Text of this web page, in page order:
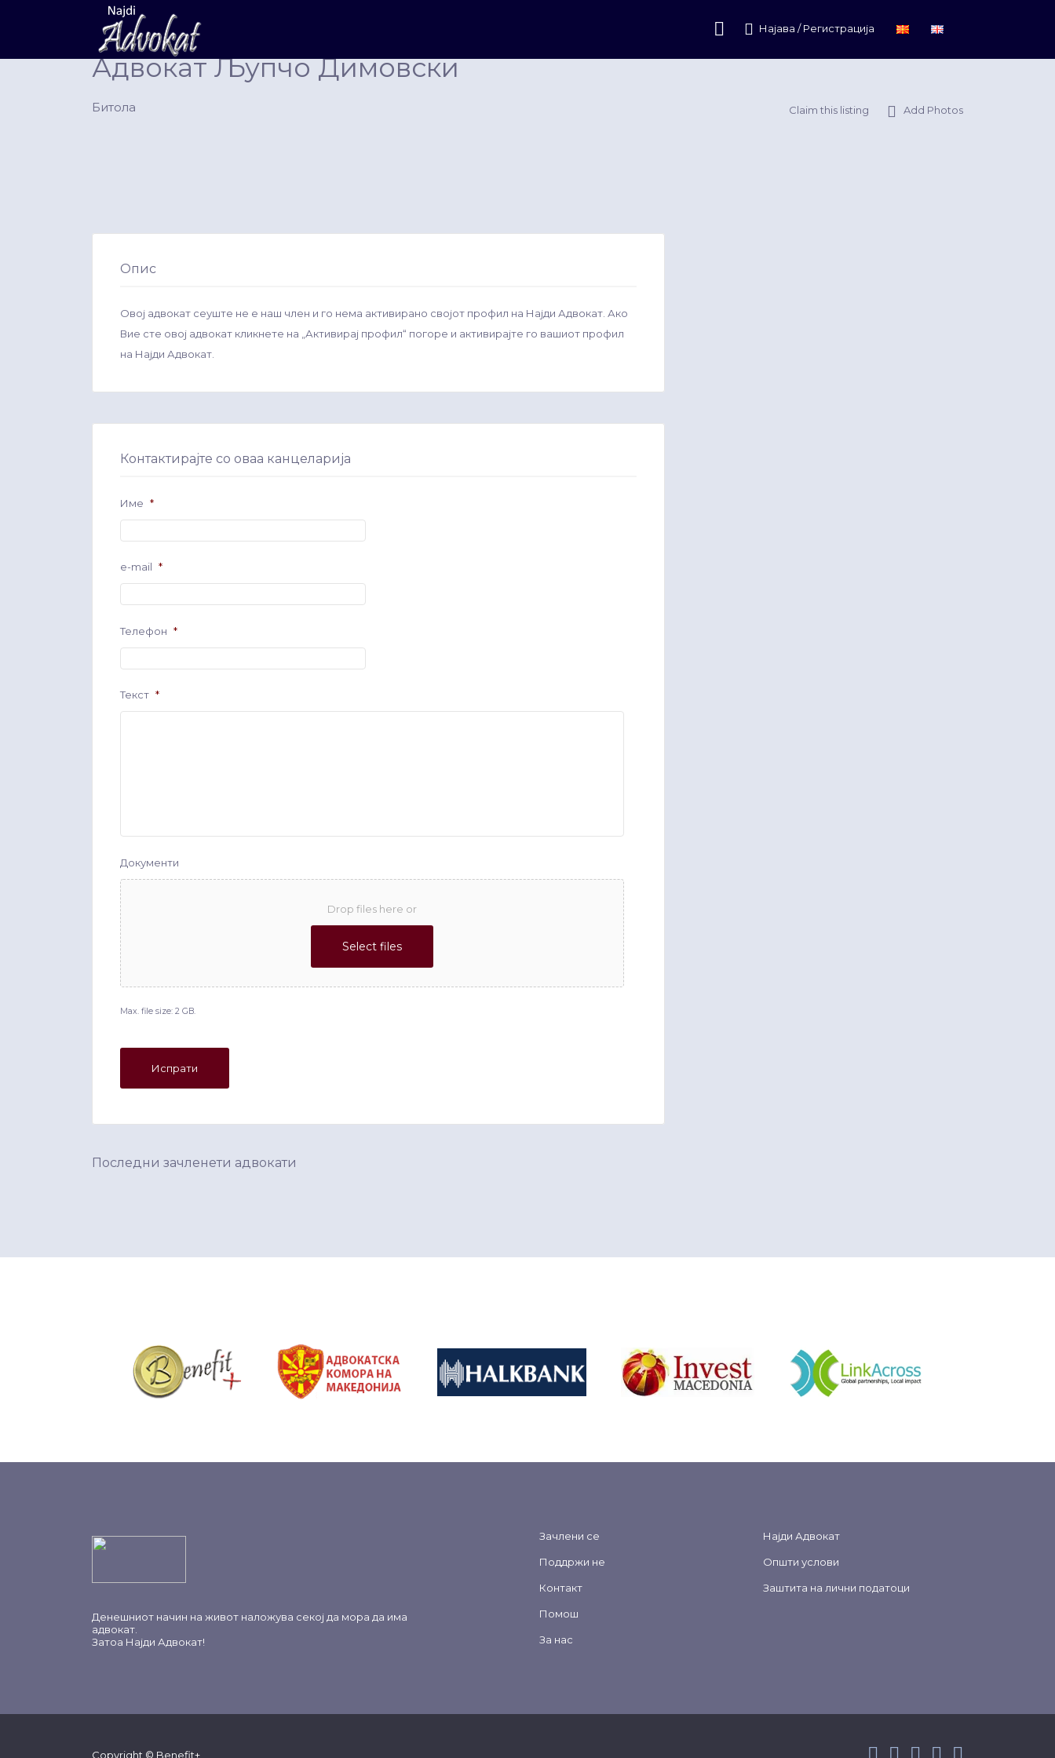
Најава / Регистрација
Search
for:
Адвокат Љупчо Димовски
Битола Claim this listing Add Photos
Опис
Овој адвокат сеуште не е наш член и го нема активирано својот профил на Најди Адвокат. Ако
Вие сте овој адвокат кликнете на „Активирај профил“ погоре и активирајте го вашиот профил
на Најди Адвокат.
Контактирајте со оваа канцеларија
Име *
e-mail *
Телефон *
Текст *
Документи
Drop files here or
Select files
Max. file size: 2 GB.
Последни зачленети адвокати
Денешниот начин на живот наложува секој да мора да има
адвокат.
Затоа Најди Адвокат!
Зачлени се
Поддржи не
Контакт
Помош
За нас
Најди Адвокат
Општи услови
Заштита на лични податоци
Copyright © Benefit+